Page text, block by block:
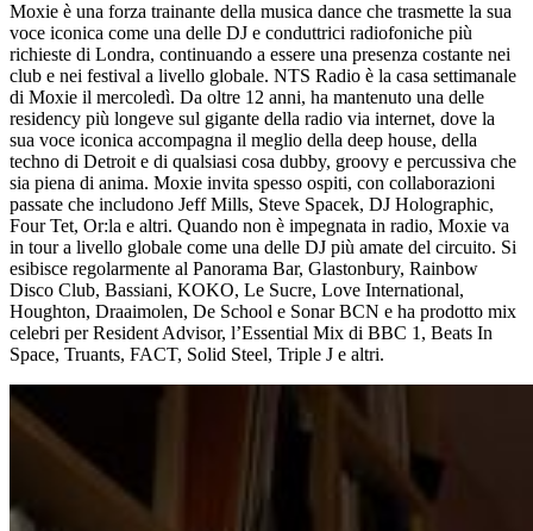
Moxie è una forza trainante della musica dance che trasmette la sua
voce iconica come una delle DJ e conduttrici radiofoniche più
richieste di Londra, continuando a essere una presenza costante nei
club e nei festival a livello globale. NTS Radio è la casa settimanale
di Moxie il mercoledì. Da oltre 12 anni, ha mantenuto una delle
residency più longeve sul gigante della radio via internet, dove la
sua voce iconica accompagna il meglio della deep house, della
techno di Detroit e di qualsiasi cosa dubby, groovy e percussiva che
sia piena di anima. Moxie invita spesso ospiti, con collaborazioni
passate che includono Jeff Mills, Steve Spacek, DJ Holographic,
Four Tet, Or:la e altri. Quando non è impegnata in radio, Moxie va
in tour a livello globale come una delle DJ più amate del circuito. Si
esibisce regolarmente al Panorama Bar, Glastonbury, Rainbow
Disco Club, Bassiani, KOKO, Le Sucre, Love International,
Houghton, Draaimolen, De School e Sonar BCN e ha prodotto mix
celebri per Resident Advisor, l’Essential Mix di BBC 1, Beats In
Space, Truants, FACT, Solid Steel, Triple J e altri.